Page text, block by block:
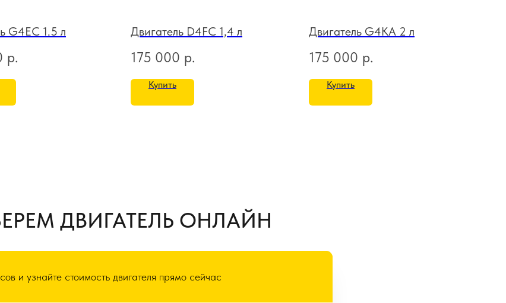
G4EC 1.5 л
р.
Двигатель D4FC 1,4 л
175 000 р.
Купить
Двигатель G4KA 2 л
175 000 р.
Купить
ДВИГАТЕЛЬ ОНЛАЙН
и узнайте стоимость двигателя прямо сейчас